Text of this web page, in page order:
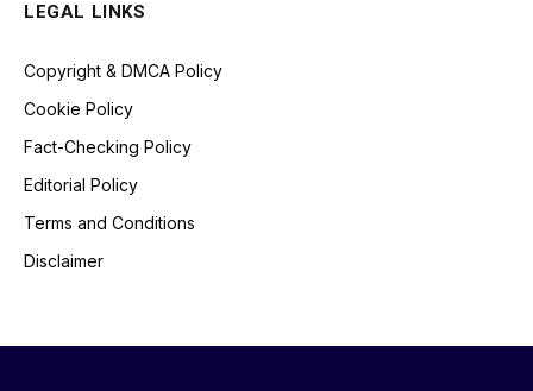
LEGAL LINKS
Copyright & DMCA Policy
Cookie Policy
Fact-Checking Policy
Editorial Policy
Terms and Conditions
Disclaimer